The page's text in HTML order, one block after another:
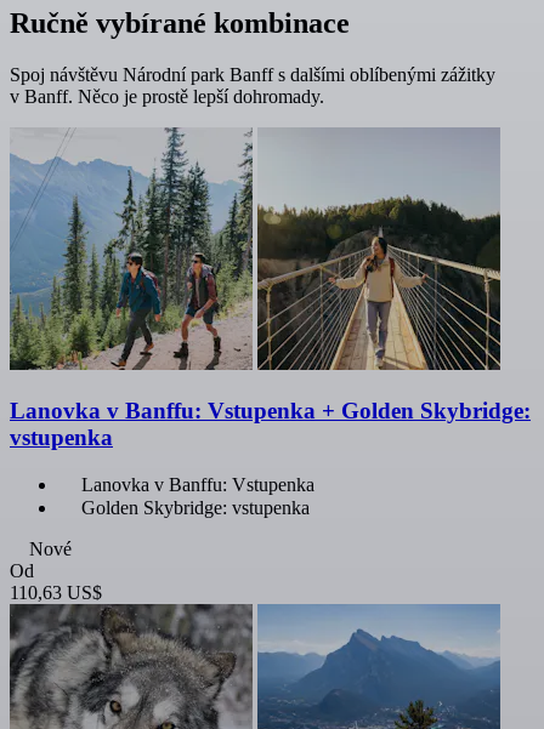
Ručně vybírané kombinace
Spoj návštěvu Národní park Banff s dalšími oblíbenými zážitky
v Banff. Něco je prostě lepší dohromady.
Lanovka v Banffu: Vstupenka + Golden Skybridge:
vstupenka
Lanovka v Banffu: Vstupenka
Golden Skybridge: vstupenka
Nové
Od
110,63 US$